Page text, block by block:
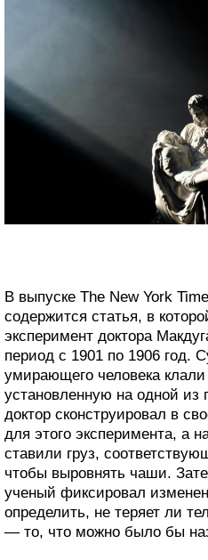
В выпуске The New York
содержится статья, в
эксперимент доктора
период с 1901 по 1906 год.
умирающего человека клали
установленную на одной из
доктор сконструировал в
для этого эксперимента, а
ставили груз,
чтобы выровнять чаши.
ученый фиксировал
определить, не теряет ли
— то, что можно было бы